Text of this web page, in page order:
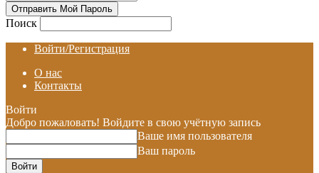
Поиск
Войти/Регистрация
О нас
Контакты
Войти
Добро пожаловать! Войдите в свою учётную запись
Ваше имя пользователя
Ваш пароль